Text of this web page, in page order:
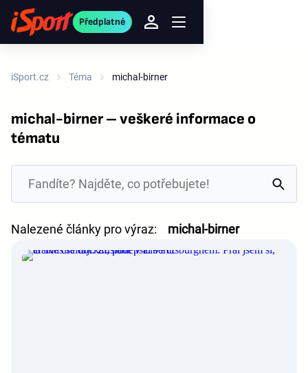
Předplatné
iSport.cz Téma michal-birner
michal-birner – veškeré informace o
tématu
Nalezené články pro výraz: michal-birner